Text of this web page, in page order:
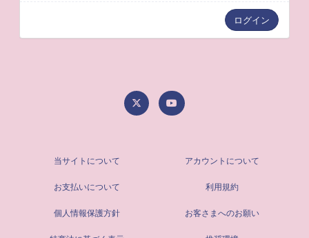
当サイトについて アカウントについて
お支払いについて 利用規約
個人情報保護方針 お客さまへのお願い